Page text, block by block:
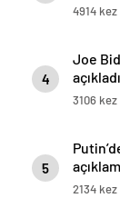
4914
4
Joe
3106
5
2134